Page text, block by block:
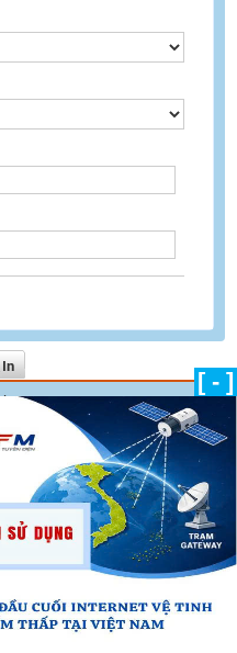
In
20/12/2018
tư số 46/2016/TT-BTTTT ngày
Thông tin và Truyền thông quy
miễn giấy phép sử dụng tần
khai thác kèm theo
Ngày ban hành 20/12/2018
Ngày có hiệu
lực
12/02/2019
[ - ]